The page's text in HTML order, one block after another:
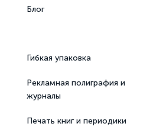
Блог
Гибкая упаковка
Рекламная полиграфия и
журналы
Печать книг и периодики